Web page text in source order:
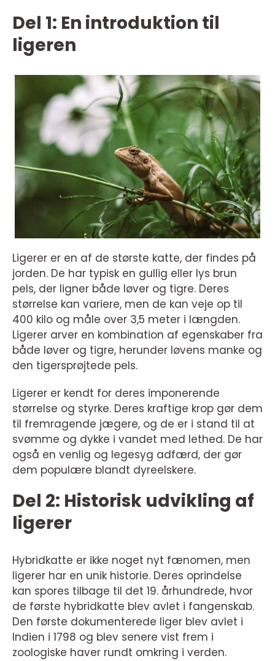
Del 1: En introduktion til
ligeren
Ligerer er en af de største katte, der findes på
jorden. De har typisk en gullig eller lys brun
pels, der ligner både løver og tigre. Deres
størrelse kan variere, men de kan veje op til
400 kilo og måle over 3,5 meter i længden.
Ligerer arver en kombination af egenskaber fra
både løver og tigre, herunder løvens manke og
den tigersprøjtede pels.
Ligerer er kendt for deres imponerende
størrelse og styrke. Deres kraftige krop gør dem
til fremragende jægere, og de er i stand til at
svømme og dykke i vandet med lethed. De har
også en venlig og legesyg adfærd, der gør
dem populære blandt dyreelskere.
Del 2: Historisk udvikling af
ligerer
Hybridkatte er ikke noget nyt fænomen, men
ligerer har en unik historie. Deres oprindelse
kan spores tilbage til det 19. århundrede, hvor
de første hybridkatte blev avlet i fangenskab.
Den første dokumenterede liger blev avlet i
Indien i 1798 og blev senere vist frem i
zoologiske haver rundt omkring i verden.